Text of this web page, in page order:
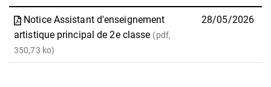
Notice Assistant d'enseignement
artistique principal de 2e classe (pdf,
350,73 ko)
28/05/2026